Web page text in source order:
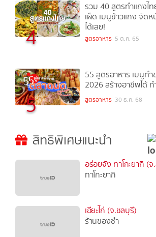
4
รวม 40 สูตรทำแกงไ
เผ็ด เมนูข้าวแกง จัด
ได้เลย!
สูตรอาหาร 5 ต.ค. 65
5
55 สูตรอาหาร เมนูท
2026 สร้างอาชีพได้ ก
สูตรอาหาร 30 ธ.ค. 68
สิทธิพิเศษแนะนำ
อร่อยจัง ทาโกะยากิ (
ทาโกะยากิ
เอียะไก่ (จ.ชลบุรี)
ร้านของชำ